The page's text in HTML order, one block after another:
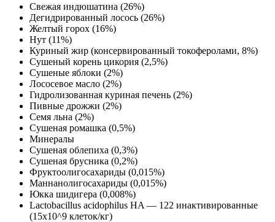
Свежая индюшатина (26%)
Дегидрированный лосось (26%)
Желтый горох (16%)
Нут (11%)
Куриный жир (консервированный токоферолами, 8%)
Сушеный корень цикория (2,5%)
Сушеные яблоки (2%)
Лососевое масло (2%)
Гидролизованная куриная печень (2%)
Пивные дрожжи (2%)
Семя льна (2%)
Сушеная ромашка (0,5%)
Минералы
Сушеная облепиха (0,3%)
Сушеная брусника (0,2%)
Фруктоолигосахариды (0,015%)
Маннанолигосахариды (0,015%)
Юкка шидигера (0,008%)
Lactobacillus acidophilus HA — 122 инактивированные
(15х10^9 клеток/кг)